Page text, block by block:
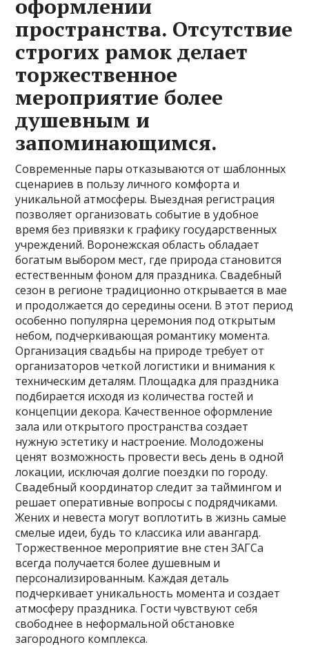
оформлении
пространства. Отсутствие
строгих рамок делает
торжественное
мероприятие более
душевным и
запоминающимся.
Современные пары отказываются от шаблонных
сценариев в пользу личного комфорта и
уникальной атмосферы. Выездная регистрация
позволяет организовать событие в удобное
время без привязки к графику государственных
учреждений. Воронежская область обладает
богатым выбором мест‚ где природа становится
естественным фоном для праздника. Свадебный
сезон в регионе традиционно открывается в мае
и продолжается до середины осени. В этот период
особенно популярна церемония под открытым
небом‚ подчеркивающая романтику момента.
Организация свадьбы на природе требует от
организаторов четкой логистики и внимания к
техническим деталям. Площадка для праздника
подбирается исходя из количества гостей и
концепции декора. Качественное оформление
зала или открытого пространства создает
нужную эстетику и настроение. Молодожены
ценят возможность провести весь день в одной
локации‚ исключая долгие поездки по городу.
Свадебный координатор следит за таймингом и
решает оперативные вопросы с подрядчиками.
Жених и невеста могут воплотить в жизнь самые
смелые идеи‚ будь то классика или авангард.
Торжественное мероприятие вне стен ЗАГСа
всегда получается более душевным и
персонализированным. Каждая деталь
подчеркивает уникальность момента и создает
атмосферу праздника. Гости чувствуют себя
свободнее в неформальной обстановке
загородного комплекса.